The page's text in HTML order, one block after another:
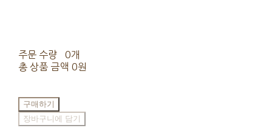
주문 수량
0개
총 상품 금액 0원
구매하기
장바구니에 담기